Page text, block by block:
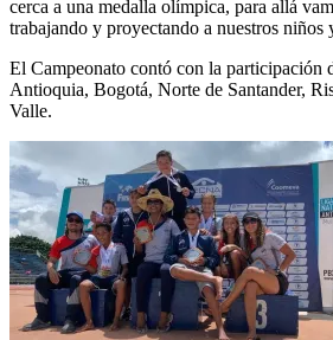
cerca a una medalla olímpica, para allá
trabajando y proyectando a nuestros niños
El Campeonato contó con la participación
Antioquia, Bogotá, Norte de Santander,
Valle.